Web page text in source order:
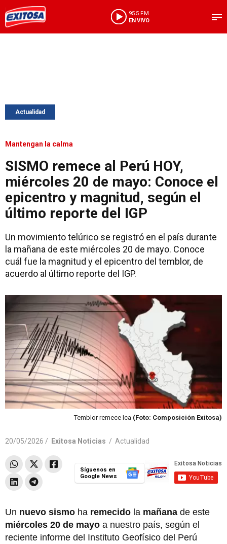
95.5 FM
EN VIVO
Actualidad
Mantengan la calma
SISMO remece al Perú HOY,
miércoles 20 de mayo: Conoce el
epicentro y magnitud, según el
último reporte del IGP
Un movimiento telúrico se registró en el país durante
la mañana de este miércoles 20 de mayo. Conoce
cuál fue la magnitud y el epicentro del temblor, de
acuerdo al último reporte del IGP.
Temblor remece Ica (Foto: Composición Exitosa)
20/05/2026 / Exitosa Noticias / Actualidad
Síguenos en
Google News
Un nuevo sismo ha remecido la mañana de este
miércoles 20 de mayo a nuestro país, según el
reciente informe del Instituto Geofísico del Perú